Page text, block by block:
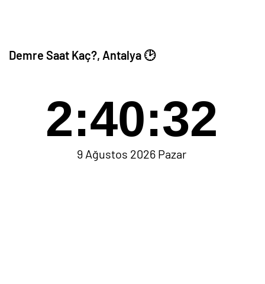
Demre Saat Kaç?, Antalya 🕑
2:40:32
9 Ağustos 2026 Pazar